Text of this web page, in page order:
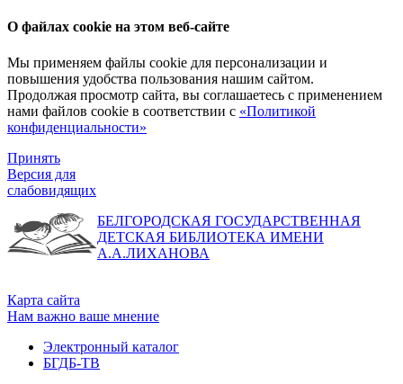
О файлах cookie на этом веб-сайте
Мы применяем файлы cookie для персонализации и
повышения удобства пользования нашим сайтом.
Продолжая просмотр сайта, вы соглашаетесь с применением
нами файлов cookie в соответствии с «Политикой
конфиденциальности»
Принять
Версия для
слабовидящих
БЕЛГОРОДСКАЯ ГОСУДАРСТВЕННАЯ
ДЕТСКАЯ БИБЛИОТЕКА ИМЕНИ
А.А.ЛИХАНОВА
Карта сайта
Нам важно ваше мнение
Электронный каталог
БГДБ-ТВ